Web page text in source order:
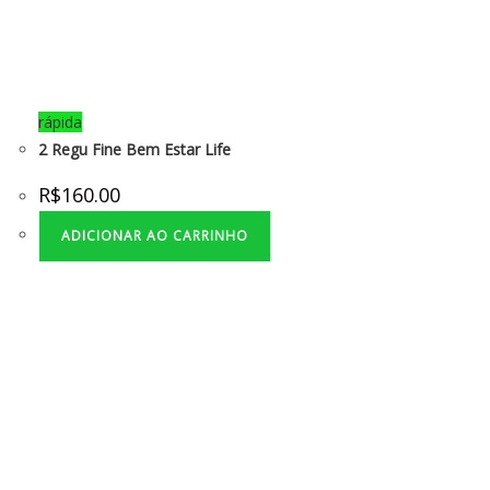
rápida
2 Regu Fine Bem Estar Life
R$160.00
ADICIONAR AO CARRINHO